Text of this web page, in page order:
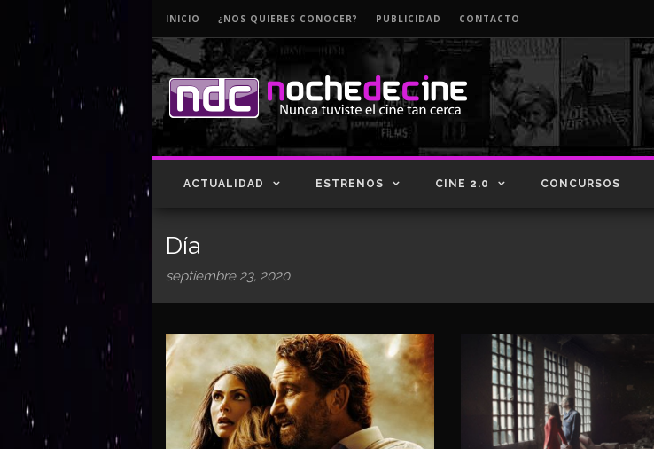
INICIO ¿NOS QUIERES CONOCER? PUBLICIDAD CONTACTO
ACTUALIDAD ESTRENOS CINE 2.0 CONCURSOS
Día
septiembre 23, 2020